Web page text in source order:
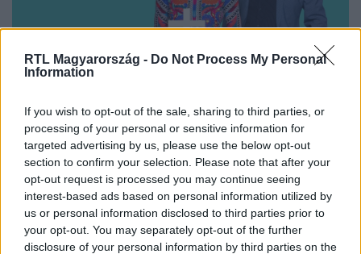
RTL Magyarország - Do Not Process My Personal
Information
If you wish to opt-out of the sale, sharing to third parties, or
processing of your personal or sensitive information for
targeted advertising by us, please use the below opt-out
section to confirm your selection. Please note that after your
opt-out request is processed you may continue seeing
interest-based ads based on personal information utilized by
us or personal information disclosed to third parties prior to
your opt-out. You may separately opt-out of the further
disclosure of your personal information by third parties on the
Itt állítsd be, hogy az RTL.hu az elsők között
legyen a Google-találatokban!